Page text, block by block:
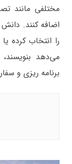
مختلفی مانند
اضافه کنند.
را انتخاب کرده
می‌دهد
برنامه ریزی و